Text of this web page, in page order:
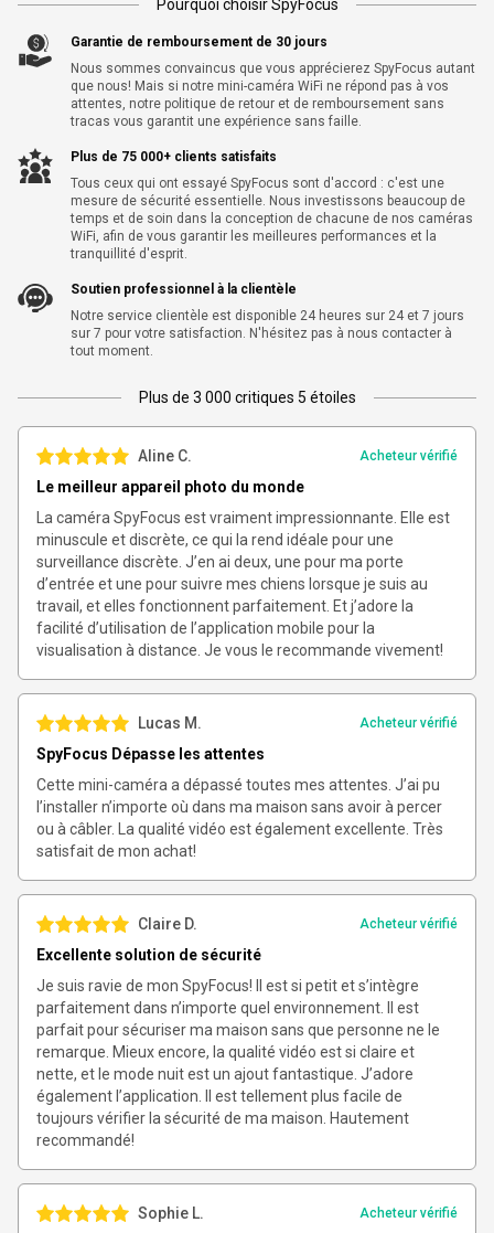
Sous-total
Expédition
0.00
Economies totales
Total
Pourquoi choisir SpyFocus
Garantie de remboursement de 30 jours
Nous sommes convaincus que vous apprécierez SpyFocus autant
que nous! Mais si notre mini-caméra WiFi ne répond pas à vos
attentes, notre politique de retour et de remboursement sans
tracas vous garantit une expérience sans faille.
Plus de 75 000+ clients satisfaits
Tous ceux qui ont essayé SpyFocus sont d'accord : c'est une
mesure de sécurité essentielle. Nous investissons beaucoup de
temps et de soin dans la conception de chacune de nos caméras
WiFi, afin de vous garantir les meilleures performances et la
tranquillité d'esprit.
Soutien professionnel à la clientèle
Notre service clientèle est disponible 24 heures sur 24 et 7 jours
sur 7 pour votre satisfaction. N'hésitez pas à nous contacter à
tout moment.
Plus de 3 000 critiques 5 étoiles
Aline C. Acheteur vérifié
Le meilleur appareil photo du monde
La caméra SpyFocus est vraiment impressionnante. Elle est
minuscule et discrète, ce qui la rend idéale pour une
surveillance discrète. J’en ai deux, une pour ma porte
d’entrée et une pour suivre mes chiens lorsque je suis au
travail, et elles fonctionnent parfaitement. Et j’adore la
facilité d’utilisation de l’application mobile pour la
visualisation à distance. Je vous le recommande vivement!
Lucas M. Acheteur vérifié
SpyFocus Dépasse les attentes
Cette mini-caméra a dépassé toutes mes attentes. J’ai pu
l’installer n’importe où dans ma maison sans avoir à percer
ou à câbler. La qualité vidéo est également excellente. Très
satisfait de mon achat!
Claire D. Acheteur vérifié
Excellente solution de sécurité
Je suis ravie de mon SpyFocus! Il est si petit et s’intègre
parfaitement dans n’importe quel environnement. Il est
parfait pour sécuriser ma maison sans que personne ne le
remarque. Mieux encore, la qualité vidéo est si claire et
nette, et le mode nuit est un ajout fantastique. J’adore
également l’application. Il est tellement plus facile de
toujours vérifier la sécurité de ma maison. Hautement
recommandé!
Sophie L. Acheteur vérifié